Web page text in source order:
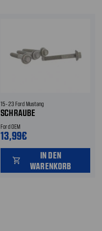
15-23 Ford Mustang
SCHRAUBE
Ford OEM
13,99€
shopping_cart
IN DEN
WARENKORB